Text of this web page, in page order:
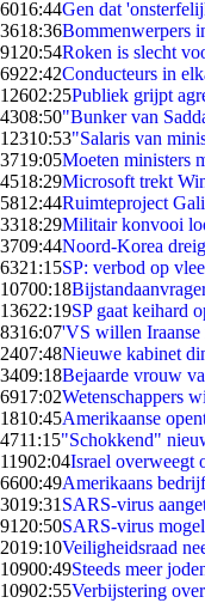
6016:44Gen dat
3618:36Bommenwerpers
91 20:54Roken is slecht
6922:42Conducteurs in
12602:25Publiek grijpt
4308:50"Bunker van
12310:53"Salaris van
3719:05Moeten ministers
4518:29Microsoft trekt
5812:44Ruimteproject
3318:29Militair konvooi
3709:44Noord-Korea
6321:15SP: verbod op
10700:18
13622:19SP gaat keihard
8316:07'VS willen Iraanse
2407:48Nieuwe kabinet
3409:18Bejaarde vrouw
6917:02Wetenschappers
1810:45Amerikaanse
4711:15"Schokkend"
11902:04Israel overweegt
6600:49Amerikaans
3019:31 SARS-virus
91 20:50SARS-virus
2019:10Veiligheidsraad
10900:49Steeds meer
10902:55Verbijstering